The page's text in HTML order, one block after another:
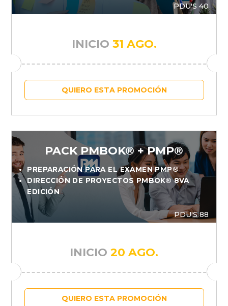
PDU'S 40
INICIO 31 AGO.
QUIERO ESTA PROMOCIÓN
PACK PMBOK® + PMP®
PREPARACIÓN PARA EL EXAMEN PMP®
DIRECCIÓN DE PROYECTOS PMBOK® 8VA
EDICIÓN
PDU'S 88
INICIO 20 AGO.
QUIERO ESTA PROMOCIÓN